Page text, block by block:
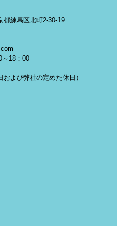
都練馬区北町2-30-19
18：00
および弊社の定めた休日）